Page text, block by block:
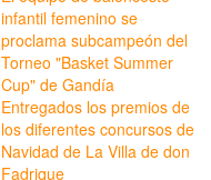
infantil femenino se
proclama subcampeón del
Torneo "Basket Summer
Cup" de Gandía
Entregados los premios de
los diferentes concursos de
Navidad de La Villa de don
Fadrique